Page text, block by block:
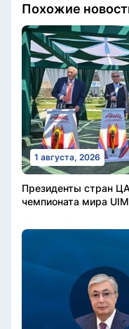
Похожие
1 августа, 2026
Президенты стран
чемпионата мира